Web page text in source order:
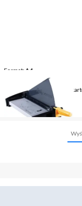
Format A4
320 mm
Ilość jednorazowo ciętych
10 szt.
Rodzaj blatu metal